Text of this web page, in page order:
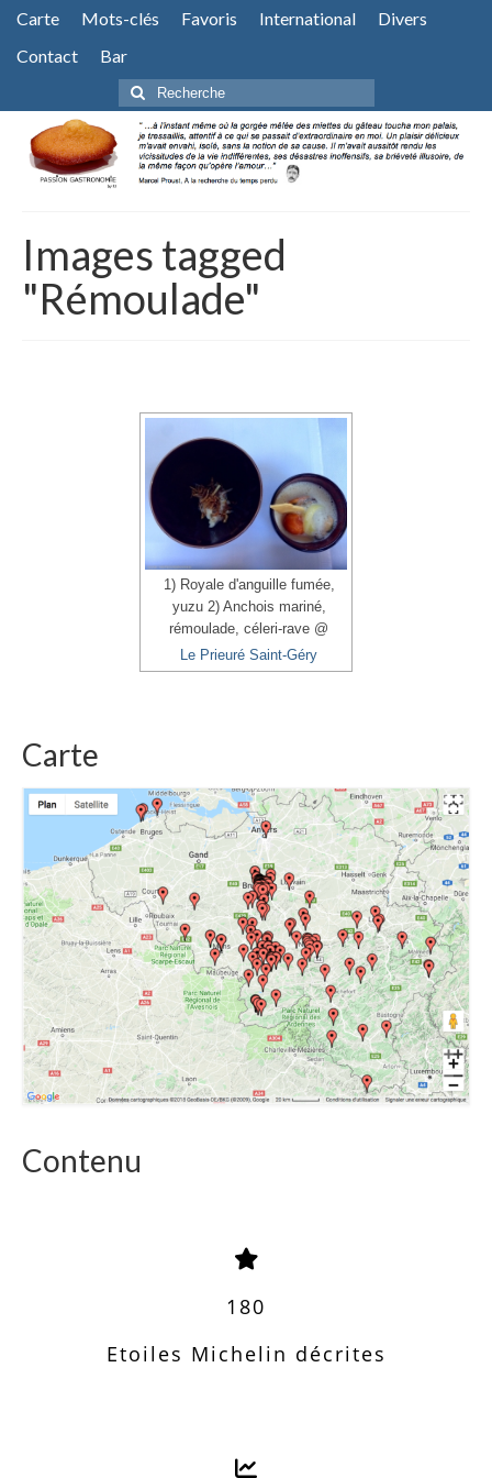
Carte Mots-clés Favoris International
Divers
Contact
Bar
Rechercher
:
Images tagged
"Rémoulade"
1) Royale d'anguille fumée,
yuzu 2) Anchois mariné,
rémoulade, céleri-rave @
Le Prieuré Saint-Géry
Carte
Contenu
180
Etoiles Michelin décrites